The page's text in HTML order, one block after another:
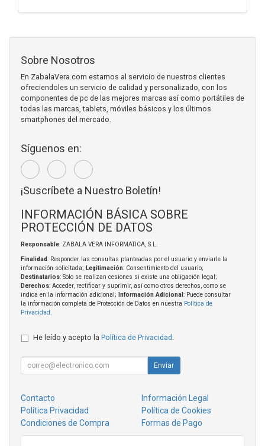
Sobre Nosotros
En ZabalaVera.com estamos al servicio de nuestros clientes
ofreciendoles un servicio de calidad y personalizado, con los
componentes de pc de las mejores marcas así como portátiles de
todas las marcas, tablets, móviles básicos y los últimos
smartphones del mercado.
Síguenos en:
¡Suscríbete a Nuestro Boletín!
INFORMACIÓN BÁSICA SOBRE
PROTECCIÓN DE DATOS
Responsable: ZABALA VERA INFORMATICA, S.L.
Finalidad: Responder las consultas planteadas por el usuario y enviarle la
información solicitada; Legitimación: Consentimiento del usuario;
Destinatarios: Solo se realizan cesiones si existe una obligación legal;
Derechos: Acceder, rectificar y suprimir, así como otros derechos, como se
indica en la información adicional;
Información Adicional : Puede consultar
la información completa de Protección de Datos en nuestra Política de
Privacidad
He leído y acepto la Política de Privacidad
Enviar
Contacto
Información Legal
Política Privacidad
Política de Cookies
Condiciones de Compra
Formas de Pago